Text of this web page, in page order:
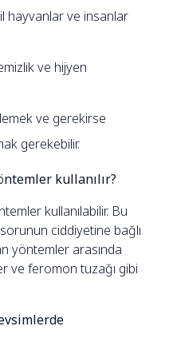
hayvanlar ve insanlar
ve hijyen
ve gerekirse
gerekebilir.
kullanılır?
kullanılabilir. Bu
ciddiyetine bağlı
yöntemler arasında
ve feromon tuzağı gibi